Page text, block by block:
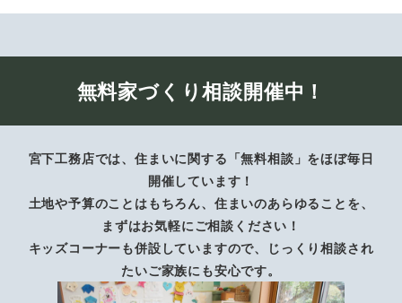
無料家づくり相談開催中！
宮下工務店では、住まいに関する「無料相談」をほぼ毎日
開催しています！
土地や予算のことはもちろん、住まいのあらゆることを、
まずはお気軽にご相談ください！
キッズコーナーも併設していますので、じっくり相談され
たいご家族にも安心です。